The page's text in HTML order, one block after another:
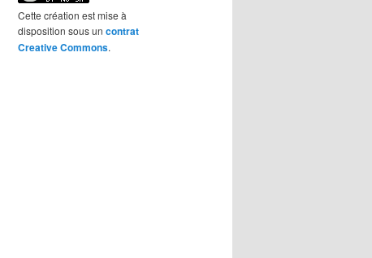
Cette création est mise à
disposition sous un contrat
Creative Commons.